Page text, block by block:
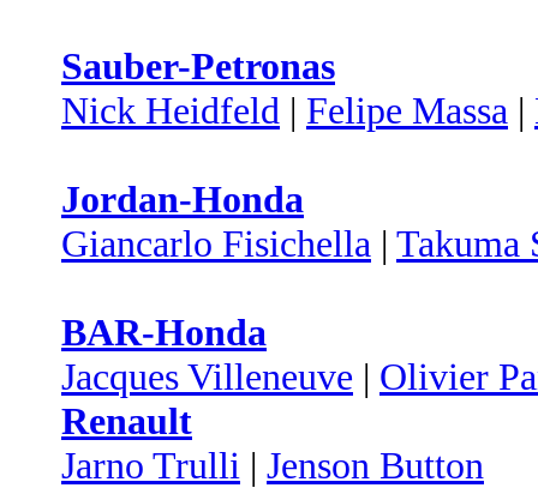
Sauber-Petronas
Nick Heidfeld | Felipe Massa |
Jordan-Honda
Giancarlo Fisichella | Takuma
BAR-Honda
Jacques Villeneuve | Olivier
Renault
Jarno Trulli | Jenson Button